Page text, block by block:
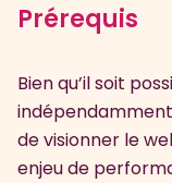
Prérequis
Bien qu’il soit
de visionner le
enjeu de